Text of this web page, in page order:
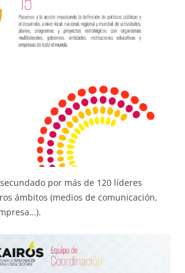
por más de 120 líderes
ámbitos (medios de comunicación,